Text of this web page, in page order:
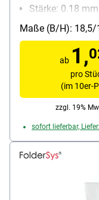
Stärke: 0.18 mm
Maße (B/H): 18,5/
ab 1,
pro
(im 10er-
zzgl. 19%
sofort lieferbar,